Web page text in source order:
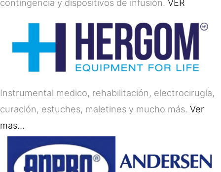
contingencia y dispositivos de infusión. VER
Instrumental medico, rehabilitación, electrocirugía,
curación, estuches, maletines y mucho más. Ver
mas…